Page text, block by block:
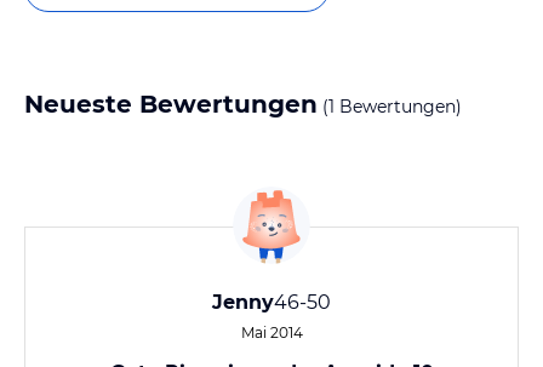
Neueste Bewertungen (1 Bewertungen)
Jenny46-50
Mai 2014